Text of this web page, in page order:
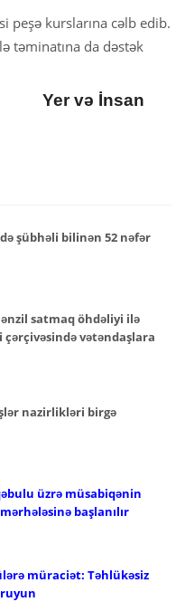
peşə kurslarına cəlb edib.
təminatına da dəstək
Yer və İnsan
şübhəli bilinən 52 nəfər
satmaq öhdəliyi ilə
vətəndaşlara
nazirlikləri birgə
üzrə müsabiqənin
başlanılır
müraciət: Təhlükəsiz